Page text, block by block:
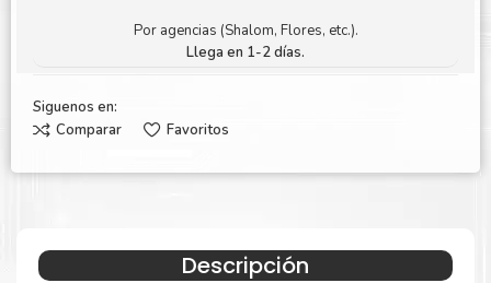
Por agencias (Shalom, Flores, etc.).
Llega en 1-2 días.
Siguenos en:
Comparar
Favoritos
Descripción